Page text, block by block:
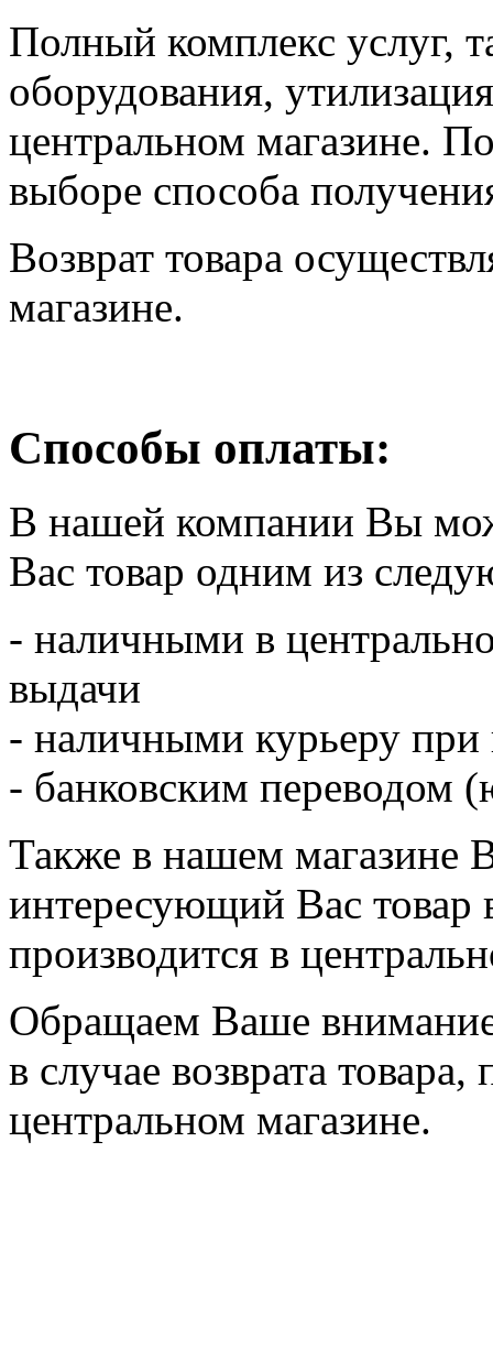
Полный комплекс услуг,
оборудования,
центральном магазине.
выборе способа
Возврат товара
магазине.
Способы оплаты:
В нашей компании Вы
Вас товар одним из
- наличными в
выдачи
- наличными курьеру при
- банковским переводом
Также в нашем магазине
интересующий Вас товар
производится в
Обращаем Ваше
в случае возврата
центральном магазине.